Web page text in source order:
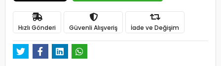
Hızlı Gönderi Güvenli Alışveriş İade ve Değişim